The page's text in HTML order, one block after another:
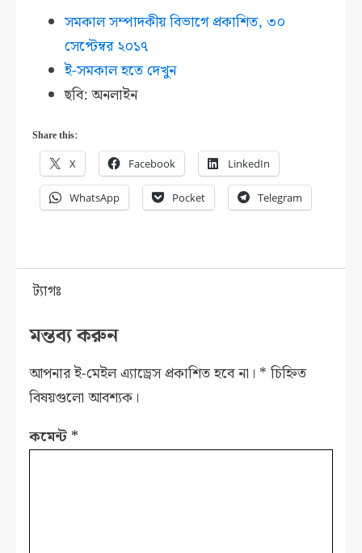
সমকাল সম্পাদকীয় বিভাগে প্রকাশিত,৩০
সেপ্টেম্বর ২০১৭
ই-সমকাল হতে দেখুন
ছবি: অনলাইন
Share this:
X Facebook LinkedIn
WhatsApp Pocket Telegram
ট্যাগঃ
মন্তব্য করুন
আপনার ই-মেইল এ্যাড্রেস প্রকাশিত হবে না। * চিহ্নিত
বিষয়গুলো আবশ্যক।
কমেন্ট *